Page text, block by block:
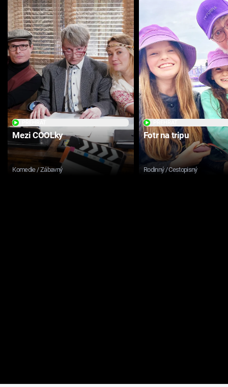
Mezi COOLky
Komedie / Zábavný
Fotr na tripu
Rodinný / Cestopisný